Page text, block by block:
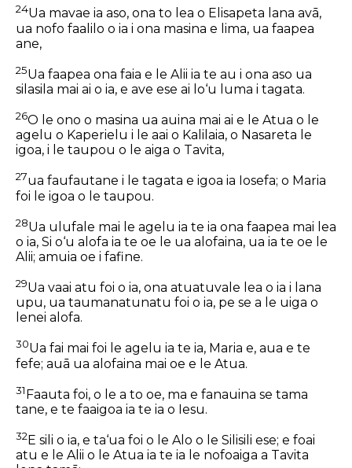
24Ua mavae ia aso, ona to lea o Elisapeta lana avā,
ua nofo faalilo o ia i ona masina e lima, ua faapea
ane,
25Ua faapea ona faia e le Alii ia te au i ona aso ua
silasila mai ai o ia, e ave ese ai lo‘u luma i tagata.
26O le ono o masina ua auina mai ai e le Atua o le
agelu o Kaperielu i le aai o Kalilaia, o Nasareta le
igoa, i le taupou o le aiga o Tavita,
27ua faufautane i le tagata e igoa ia Iosefa; o Maria
foi le igoa o le taupou.
28Ua ulufale mai le agelu ia te ia ona faapea mai lea
o ia, Si o‘u alofa ia te oe le ua alofaina, ua ia te oe le
Alii; amuia oe i fafine.
29Ua vaai atu foi o ia, ona atuatuvale lea o ia i lana
upu, ua taumanatunatu foi o ia, pe se a le uiga o
lenei alofa.
30Ua fai mai foi le agelu ia te ia, Maria e, aua e te
fefe; auā ua alofaina mai oe e le Atua.
31Faauta foi, o le a to oe, ma e fanauina se tama
tane, e te faaigoa ia te ia o Iesu.
32 E sili o ia, e ta‘ua foi o le Alo o le Silisili ese; e foai
atu e le Alii o le Atua ia te ia le nofoaiga a Tavita